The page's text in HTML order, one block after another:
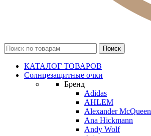
КАТАЛОГ ТОВАРОВ
Солнцезащитные очки
Бренд
Adidas
AHLEM
Alexander McQueen
Ana Hickmann
Andy Wolf